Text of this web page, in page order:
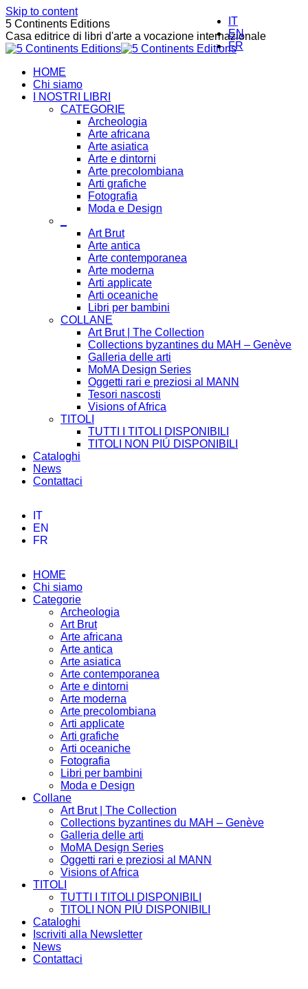
Skip to content
IT
EN
FR
5 Continents Editions
Casa editrice di libri d'arte a vocazione internazionale
HOME
Chi siamo
I NOSTRI LIBRI
CATEGORIE
Archeologia
Arte africana
Arte asiatica
Arte e dintorni
Arte precolombiana
Arti grafiche
Fotografia
Moda e Design
Art Brut
Arte antica
Arte contemporanea
Arte moderna
Arti applicate
Arti oceaniche
Libri per bambini
COLLANE
Art Brut | The Collection
Collections byzantines du MAH – Genève
Galleria delle arti
MoMA Design Series
Oggetti rari e preziosi al MANN
Tesori nascosti
Visions of Africa
TITOLI
TUTTI I TITOLI DISPONIBILI
TITOLI NON PIÚ DISPONIBILI
Cataloghi
News
Contattaci
IT
EN
FR
HOME
Chi siamo
Categorie
Archeologia
Art Brut
Arte africana
Arte antica
Arte asiatica
Arte contemporanea
Arte e dintorni
Arte moderna
Arte precolombiana
Arti applicate
Arti grafiche
Arti oceaniche
Fotografia
Libri per bambini
Moda e Design
Collane
Art Brut | The Collection
Collections byzantines du MAH – Genève
Galleria delle arti
MoMA Design Series
Oggetti rari e preziosi al MANN
Visions of Africa
TITOLI
TUTTI I TITOLI DISPONIBILI
TITOLI NON PIÚ DISPONIBILI
Cataloghi
Iscriviti alla Newsletter
News
Contattaci